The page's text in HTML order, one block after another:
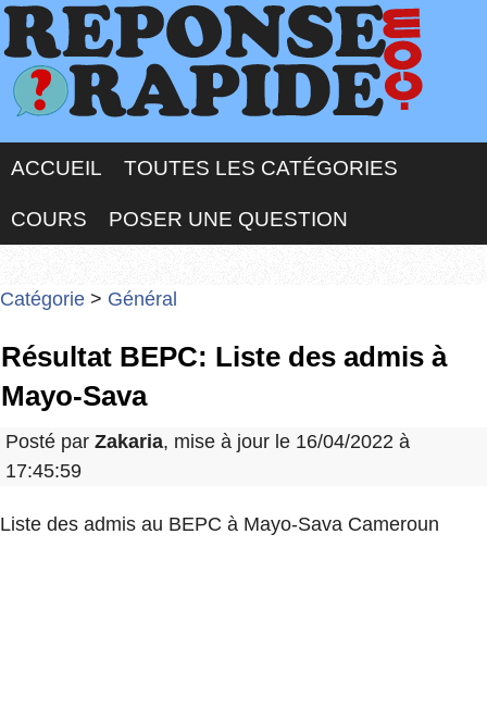
ACCUEIL TOUTES LES CATÉGORIES
COURS POSER UNE QUESTION
Catégorie > Général
Résultat BEPC: Liste des admis à
Mayo-Sava
Posté par Zakaria, mise à jour le 16/04/2022 à
17:45:59
Liste des admis au BEPC à Mayo-Sava Cameroun